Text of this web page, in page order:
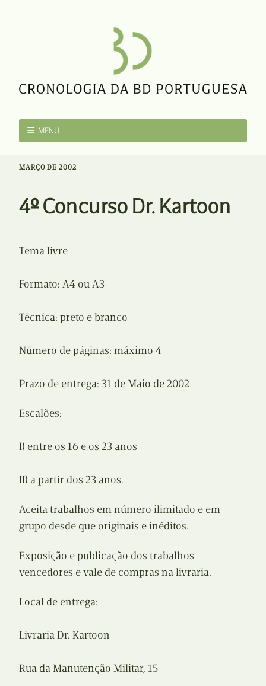
MENU
MARÇO DE 2002
4º Concurso Dr. Kartoon
Tema livre
Formato: A4 ou A3
Técnica: preto e branco
Número de páginas: máximo 4
Prazo de entrega: 31 de Maio de 2002
Escalões:
I) entre os 16 e os 23 anos
II) a partir dos 23 anos.
Aceita trabalhos em número ilimitado e em
grupo desde que originais e inéditos.
Exposição e publicação dos trabalhos
vencedores e vale de compras na livraria.
Local de entrega:
Livraria Dr. Kartoon
Rua da Manutenção Militar, 15